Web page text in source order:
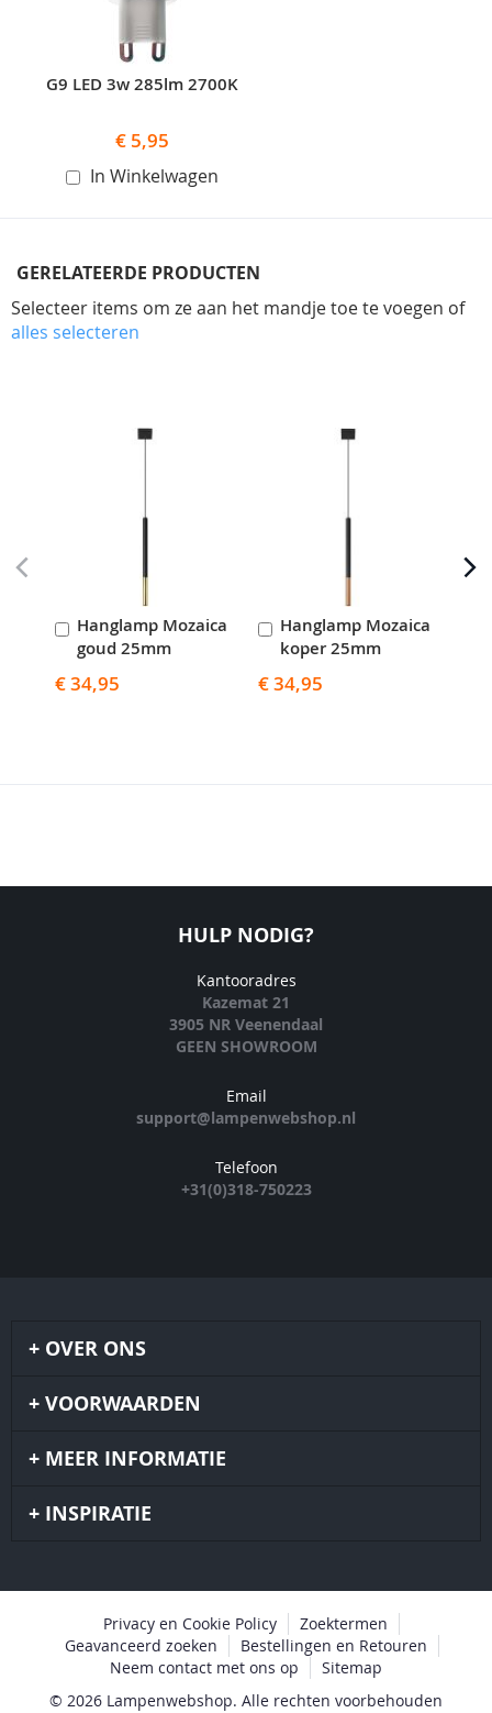
G9 LED 3w 285lm 2700K
€ 5,95
In Winkelwagen
GERELATEERDE PRODUCTEN
Selecteer items om ze aan het mandje toe te voegen of
alles selecteren
Hanglamp Mozaica
goud 25mm
€ 34,95
In
Winkelwagen
Hanglamp Mozaica
koper 25mm
€ 34,95
In
Winkelwagen
HULP NODIG?
Kantooradres
Kazemat 21
3905 NR Veenendaal
GEEN SHOWROOM
Email
support@lampenwebshop.nl
Telefoon
+31(0)318-750223
OVER ONS
VOORWAARDEN
MEER INFORMATIE
INSPIRATIE
Privacy en Cookie Policy
Zoektermen
Geavanceerd zoeken
Bestellingen en Retouren
Neem contact met ons op
Sitemap
© 2026 Lampenwebshop. Alle rechten voorbehouden